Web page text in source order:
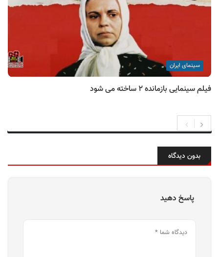
سینمای ایران
فیلم سینمایی بازمانده ۲ ساخته می شود
بدون دیدگاه
پاسخ دهید